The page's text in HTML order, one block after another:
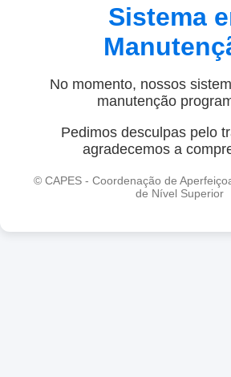
Sistema
No momento, nossos
manutenção
Pedimos desculpas pelo
agradecemos a
© CAPES - Coordenação de
de Nível Superior